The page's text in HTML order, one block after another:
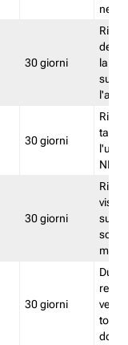
30 giorni
la
30 giorni
NL
30 giorni
visto
30 giorni
torna
dopo